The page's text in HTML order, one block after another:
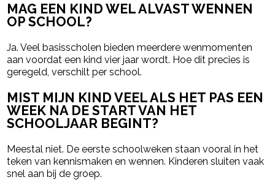
MAG EEN KIND WEL ALVAST WENNEN
OP SCHOOL?
Ja. Veel basisscholen bieden meerdere wenmomenten
aan voordat een kind vier jaar wordt. Hoe dit precies is
geregeld, verschilt per school.
MIST MIJN KIND VEEL ALS HET PAS EEN
WEEK NA DE START VAN HET
SCHOOLJAAR BEGINT?
Meestal niet. De eerste schoolweken staan vooral in het
teken van kennismaken en wennen. Kinderen sluiten vaak
snel aan bij de groep.